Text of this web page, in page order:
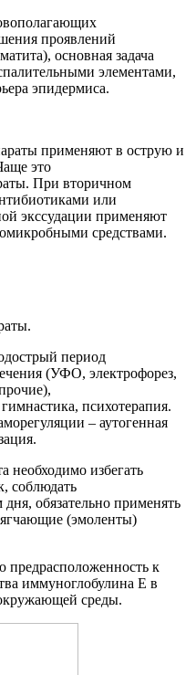
проявлений
основная задача
элементами,
эпидермиса.
применяют в острую и
это
При вторичном
или
экссудации применяют
средствами.
период
(УФО, электрофорез,
психотерапия.
– аутогенная
необходимо избегать
соблюдать
обязательно применять
(эмоленты)
предрасположенность к
иммуноглобулина Е в
среды.